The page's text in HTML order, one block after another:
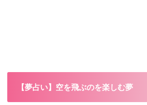
【夢占い】空を飛ぶのを楽しむ夢